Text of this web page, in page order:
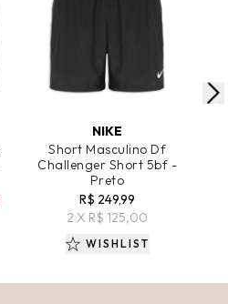
NIKE
Short Masculino Df
Challenger Short 5bf -
Preto
R$ 249,99
2 X R$ 125,00
WISHLIST